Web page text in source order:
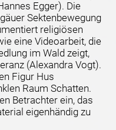
Egger). Die
Sektenbewegung
religiösen
eine Videoarbeit, die
im Wald zeigt,
(Alexandra Vogt).
Figur Hus
Raum Schatten.
Betrachter ein, das
eigenhändig zu